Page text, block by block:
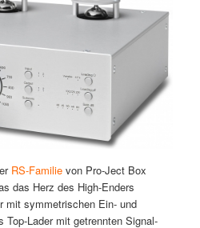
RS-Familievon Pro-Ject Box
das Herz des High-Enders
mit symmetrischen Ein- und
Top-Lader mit getrennten Signal-